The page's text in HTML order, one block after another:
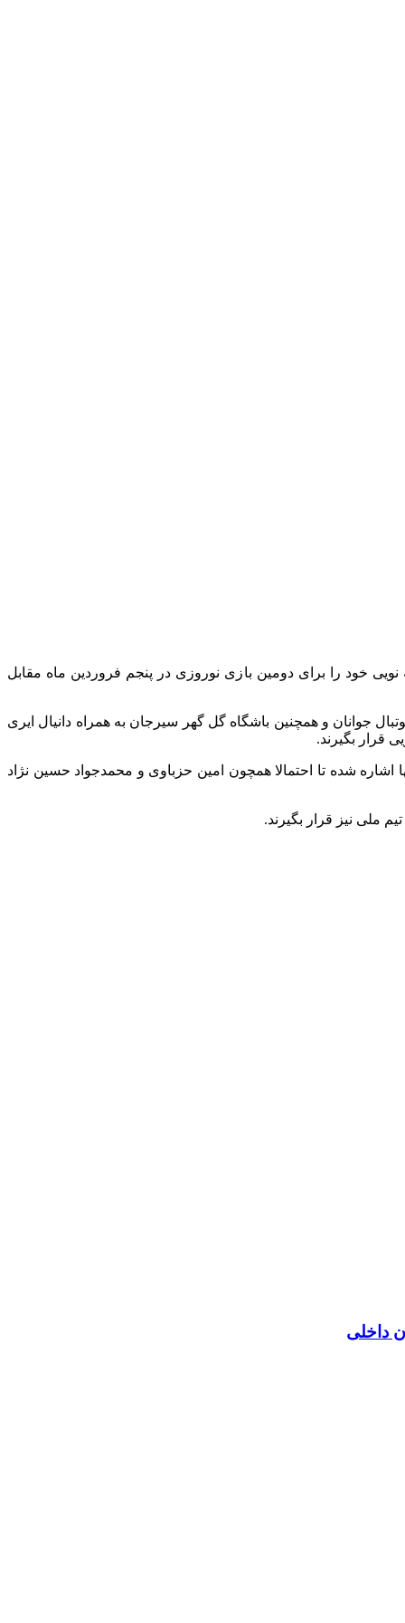
خود را برای دومین بازی نوروزی در پنجم فروردین ماه مقابل
جوانان و همچنین باشگاه گل گهر سیرجان به همراه دانیال ایری
قرار بگیرند.
اشاره شده تا احتمالا همچون امین حزباوی و محمدجواد حسین نژاد
داخلی